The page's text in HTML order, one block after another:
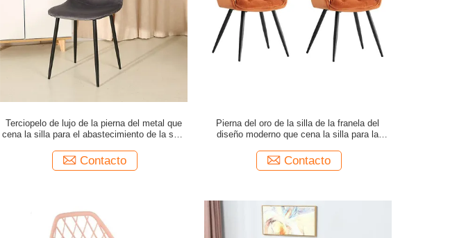
Terciopelo de lujo de la pierna del metal que
cena la silla para el abastecimiento de la sala
Contacto
Pierna del oro de la silla de la franela del
diseño moderno que cena la silla para la
Contacto